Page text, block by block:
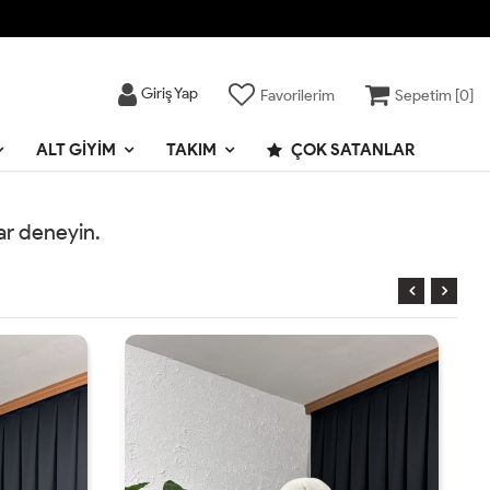
Giriş Yap Favorilerim Sepetim [0]
ALT GIYIM TAKIM ÇOK SATANLAR
deneyin.